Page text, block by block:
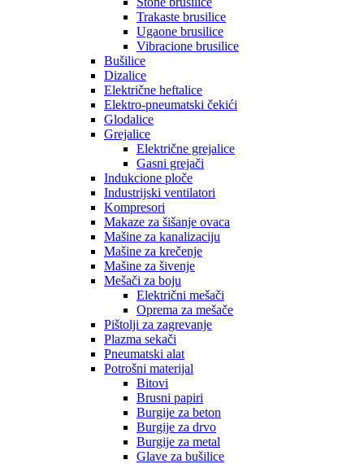
Trakaste brusilice
Ugaone brusilice
Vibracione brusilice
Bušilice
Dizalice
Električne heftalice
Elektro-pneumatski čekići
Glodalice
Grejalice
Električne grejalice
Gasni grejači
Indukcione ploče
Industrijski ventilatori
Kompresori
Makaze za šišanje ovaca
Mašine za kanalizaciju
Mašine za krečenje
Mašine za šivenje
Mešači za boju
Električni mešači
Oprema za mešače
Pištolji za zagrevanje
Plazma sekači
Pneumatski alat
Potrošni materijal
Bitovi
Brusni papiri
Burgije za beton
Burgije za drvo
Burgije za metal
Glave za bušilice